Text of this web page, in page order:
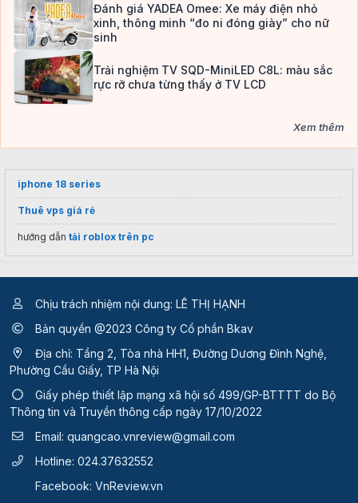
Đánh giá YADEA Omee: Xe máy điện nhỏ
xinh, thông minh “đo ni đóng giày” cho nữ
sinh
Trải nghiệm TV SQD-MiniLED C8L: màu sắc
rực rỡ chưa từng thấy ở TV LCD
Xem thêm
iphone 18 series
Thuê vps giá rẻ
hướng dẫn tải roblox trên pc
Chịu trách nhiệm nội dung: LÊ THỊ HẠNH
Bản quyền @2023 Công ty Cổ phần Bkav
Địa chỉ: Tầng 2, Tòa nhà HH1, Đường Dương Đình Nghệ,
Phường Cầu Giấy, TP Hà Nội
Giấy phép thiết lập mạng xã hội số 499/GP-BTTTT do Bộ
Thông tin và Truyền thông cấp ngày 17/10/2022
Email: quangcao.vnreview@gmail.com
Hotline: 024.37632552
Facebook: VnReview.vn